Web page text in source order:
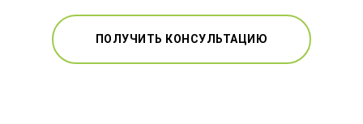
ПОЛУЧИТЬ КОНСУЛЬТАЦИЮ